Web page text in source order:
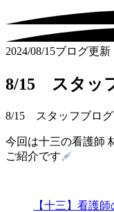
2024/08/15ブログ更新
8/15 スタッ
8/15 スタッフブログ
今回は十三の看護師
ご紹介です
【十三】看護師